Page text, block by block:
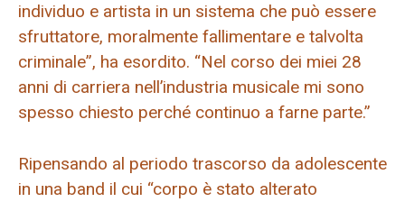
individuo e artista in un sistema che può essere
sfruttatore, moralmente fallimentare e talvolta
criminale”, ha esordito. “Nel corso dei miei 28
anni di carriera nell’industria musicale mi sono
spesso chiesto perché continuo a farne parte.”
Ripensando al periodo trascorso da adolescente
in una band il cui “corpo è stato alterato